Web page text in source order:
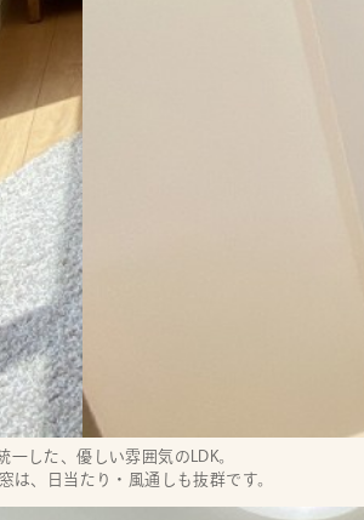
一した、優しい雰囲気のLDK。
は、日当たり・風通しも抜群です。